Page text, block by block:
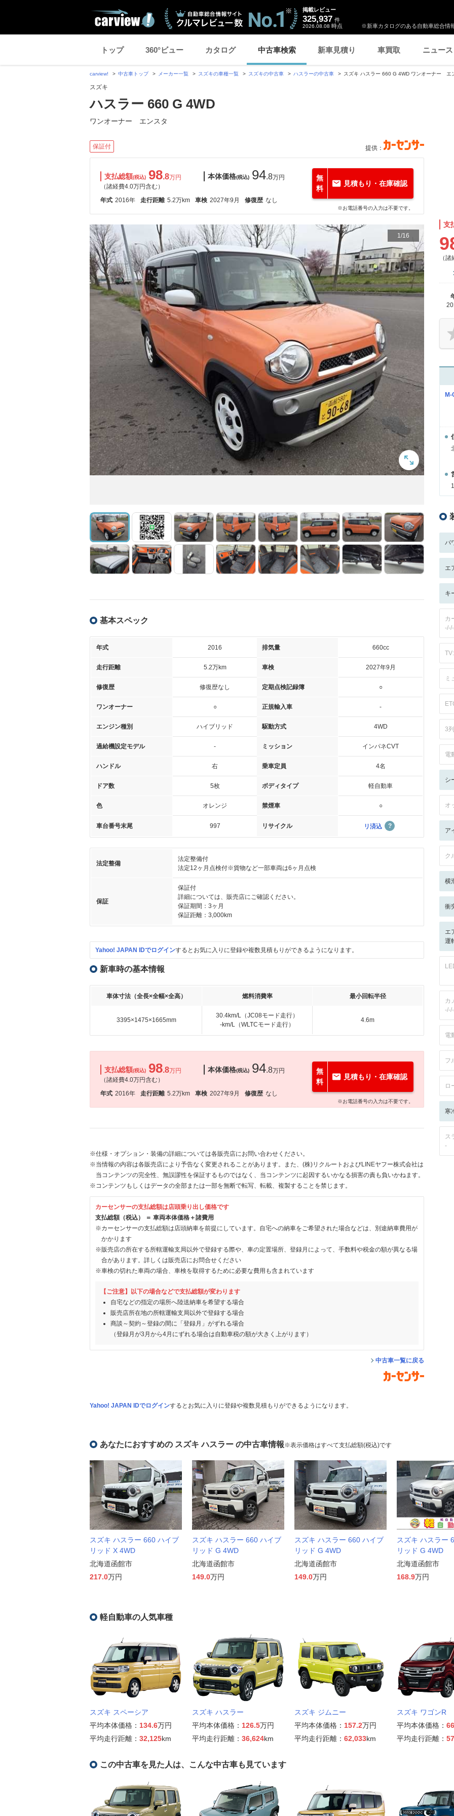
※新車カタログのある自動車総合情
掲載レビュー
325,937 件
2026.08.08 時点
トップ 360°ビュー カタログ 中古車検索 新車見積り 車買取 ニュース
carview! 中古車トップ メーカー一覧 スズキの車種一覧 スズキの中古車 ハスラーの中古車 スズキ ハスラー 660 G 4WD ワンオーナー エ
スズキ
ハスラー 660 G 4WD
ワンオーナー エンスタ
保証付 提供：
支払総額(税込) 98.8万円
（諸経費4.0万円含む）
本体価格(税込) 94.8万円
年式 2016年 走行距離 5.2万km 車検 2027年9月 修復歴 なし
無
料
見積もり・在庫確認
※お電話番号の入力は不要です。
1/16
基本スペック
年式 2016 排気量 660cc
走行距離 5.2万km 車検 2027年9月
修復歴 修復歴なし 定期点検記録簿 ○
ワンオーナー ○ 正規輸入車 -
エンジン種別 ハイブリッド 駆動方式 4WD
過給機設定モデル - ミッション インパネCVT
ハンドル 右 乗車定員 4名
ドア数 5枚 ボディタイプ 軽自動車
色 オレンジ 禁煙車 ○
車台番号末尾 997 リサイクル リ済込
法定整備
法定整備付
法定12ヶ月点検付※貨物など一部車両は6ヶ月点検
保証
保証付
詳細については、販売店にご確認ください。
保証期間：3ヶ月
保証距離：3,000km
Yahoo! JAPAN IDでログインするとお気に入りに登録や複数見積もりができるようになります。
新車時の基本情報
車体寸法（全長×全幅×全高） 燃料消費率 最小回転半径
3395×1475×1665mm
30.4km/L（JC08モード走行）
-km/L（WLTCモード走行）
4.6m
支払総額(税込) 98.8万円
（諸経費4.0万円含む）
本体価格(税込) 94.8万円
年式 2016年 走行距離 5.2万km 車検 2027年9月 修復歴 なし
無
料
見積もり・在庫確認
※お電話番号の入力は不要です。
※仕様・オプション・装備の詳細については各販売店にお問い合わせください。
※当情報の内容は各販売店により予告なく変更されることがあります。また、(株)リクルートおよびLINEヤフー株式会社は
当コンテンツの完全性、無誤謬性を保証するものではなく、当コンテンツに起因するいかなる損害の責も負いかねます。
※コンテンツもしくはデータの全部または一部を無断で転写、転載、複製することを禁じます。
カーセンサーの支払総額は店頭乗り出し価格です
支払総額（税込） ＝ 車両本体価格＋諸費用
※カーセンサーの支払総額は店頭納車を前提にしています。自宅への納車をご希望された場合などは、別途納車費用が
かかります
※販売店の所在する所轄運輸支局以外で登録する際や、車の定置場所、登録月によって、手数料や税金の額が異なる場
合があります。詳しくは販売店にお問合せください
※車検の切れた車両の場合、車検を取得するために必要な費用も含まれています
【ご注意】以下の場合などで支払総額が変わります
自宅などの指定の場所へ陸送納車を希望する場合
販売店所在地の所轄運輸支局以外で登録する場合
商談～契約～登録の間に「登録月」がずれる場合
（登録月が3月から4月にずれる場合は自動車税の額が大きく上がります）
中古車一覧に戻る
Yahoo! JAPAN IDでログインするとお気に入りに登録や複数見積もりができるようになります。
支
（
パ
エ
キ
カ
ミ
3
電
シ
オ
ア
ク
横
衝
エ
運
カ
電
フ
ロ
寒
ス
-
あなたにおすすめの スズキ ハスラー の中古車情報※表示価格はすべて支払総額(税込)です
スズキ ハスラー 660 ハイブ
リッド X 4WD
北海道函館市
217.0万円
スズキ ハスラー 660 ハイブ
リッド G 4WD
北海道函館市
149.0万円
スズキ ハスラー 660 ハイブ
リッド G 4WD
北海道函館市
149.0万円
スズキ ハスラー
リッド G 4WD
北海道函館市
168.9万円
軽自動車の人気車種
スズキ スペーシア
平均本体価格： 134.6万円
平均走行距離： 32,125km
スズキ ハスラー
平均本体価格： 126.5万円
平均走行距離： 36,624km
スズキ ジムニー
平均本体価格： 157.2万円
平均走行距離： 62,033km
スズキ ワゴンR
平均本体価格：
平均走行距離：
この中古車を見た人は、こんな中古車も見ています